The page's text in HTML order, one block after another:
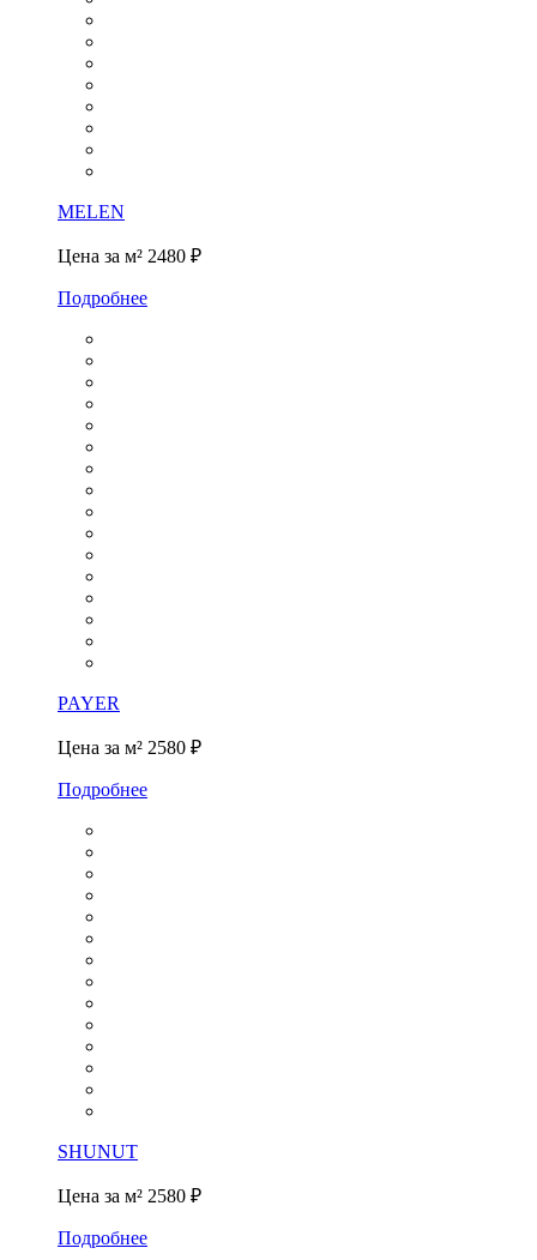
MELEN
Цена за м² 2480 ₽
Подробнее
PAYER
Цена за м² 2580 ₽
Подробнее
SHUNUT
Цена за м² 2580 ₽
Подробнее